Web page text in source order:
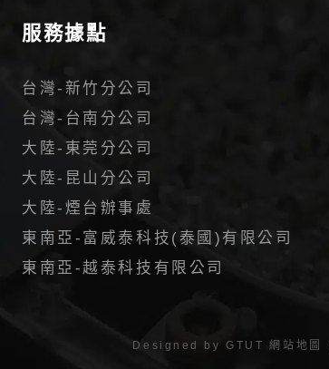
服務據點
台灣-新竹分公司
台灣-台南分公司
大陸-東莞分公司
大陸-昆山分公司
大陸-煙台辦事處
東南亞-富威泰科技(泰國)有限公司
東南亞-越泰科技有限公司
Designed byGTUT 網站地圖